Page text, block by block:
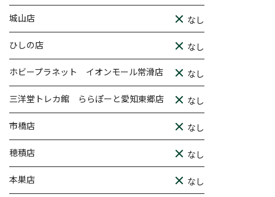
城山店 なし
ひしの店 なし
ホビープラネット イオンモール常滑店 なし
三洋堂トレカ館 ららぽーと愛知東郷店 なし
市橋店 なし
穂積店 なし
本巣店 なし